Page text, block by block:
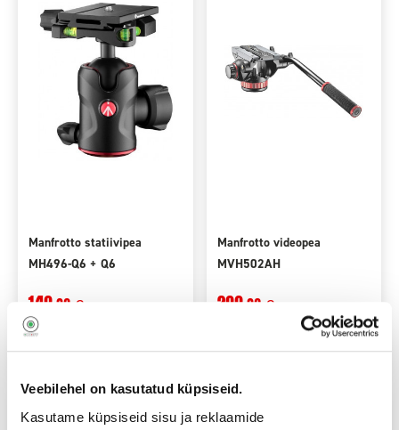
Veebilehel on kasutatud küpsiseid.
Kasutame küpsiseid sisu ja reklaamide
Manfrotto statiivipea
MH496-Q6 + Q6
149,90 €
Price monthly
Add to cart
Manfrotto videopea
MVH502AH
299,90 €
from10,80€
Add to cart